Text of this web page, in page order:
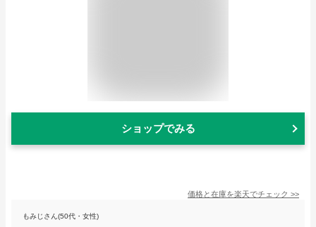
ショップでみる
価格と在庫を楽天でチェック >>
もみじさん(50代・女性)